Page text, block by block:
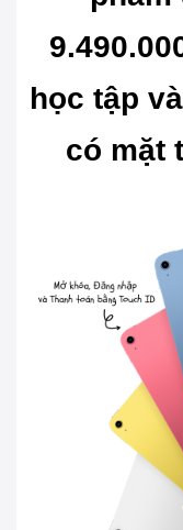
học tập
có mặt